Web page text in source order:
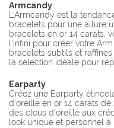
Armcandy
L'Armcandy est la
bracelets pour une allure
bracelets en or 14 carats,
l'infini pour créer votre
bracelets subtils et
la sélection idéale pour
Earparty
Créez une Earparty
d'oreille en or 14 carats de
des clous d'oreille aux
look unique et personnel à